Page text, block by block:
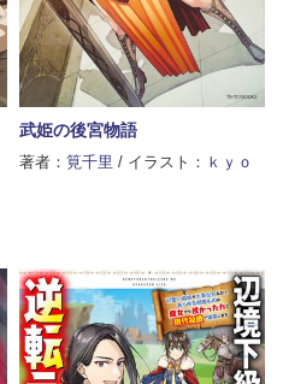
武姫の後宮物語
著者： 筧千里 / イラスト： ｋｙｏ